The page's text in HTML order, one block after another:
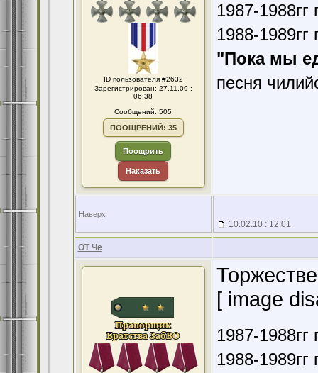
ID пользователя #2632
Зарегистрирован: 27.11.09 :
06:38
Сообщений: 505
ПООЩРЕНИЙ: 35
Поощрить
Наказать
1987-
1988-
"Пока мы
песня
Наверх
10.02.10 : 12:01
ОТ Че
[ image
1987-
1988-